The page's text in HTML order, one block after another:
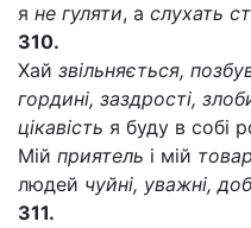
я не гуляти, а слухать
310.
Хай звільняється,
гордині, заздрості,
цікавість я буду в собі
Мій приятель і мій
людей чуйні, уважні,
311.